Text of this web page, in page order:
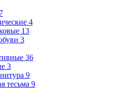
4
13
3
36
3
9
тесьма 9